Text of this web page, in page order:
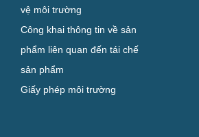
vệ môi trường
Công khai thông tin về sản
phẩm liên quan đến tái chế
sản phẩm
Giấy phép môi trường